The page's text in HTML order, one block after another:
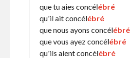
que tu aies concélébré
qu'il ait concélébré
que nous ayons concélébré
que vous ayez concélébré
qu'ils aient concélébré